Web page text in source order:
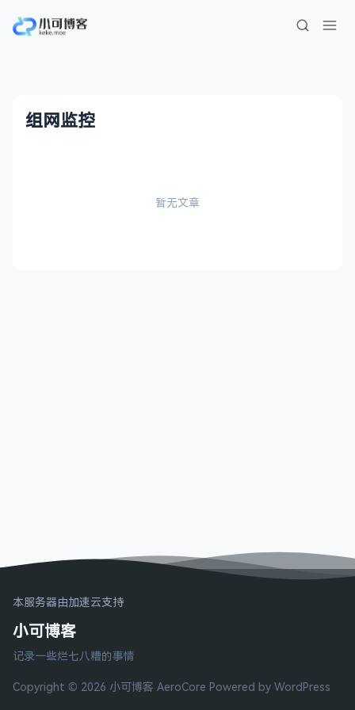
组网监控
暂无文章
本服务器由加速云支持
小可博客
记录一些烂七八糟的事情
Copyright © 2026 小可博客 AeroCore Powered by WordPress